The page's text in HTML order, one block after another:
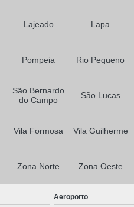
Lajeado Lapa
Pompeia Rio Pequeno
São Bernardo
do Campo
São Lucas
Vila Formosa Vila Guilherme
Zona Norte Zona Oeste
Aeroporto